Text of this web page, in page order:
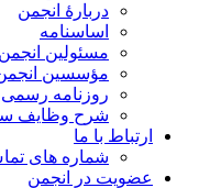
دربارۀ انجمن
اساسنامه
مسئولین انجمن
مؤسسین انجمن
روزنامه رسمی
شرح وظایف
ارتباط با ما
شماره های
عضویت در انجمن